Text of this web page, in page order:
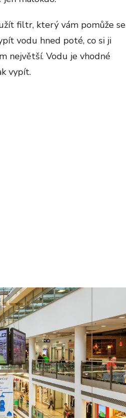
filtr, který vám pomůže se
vodu hned poté, co si ji
největší. Vodu je vhodné
vypít.